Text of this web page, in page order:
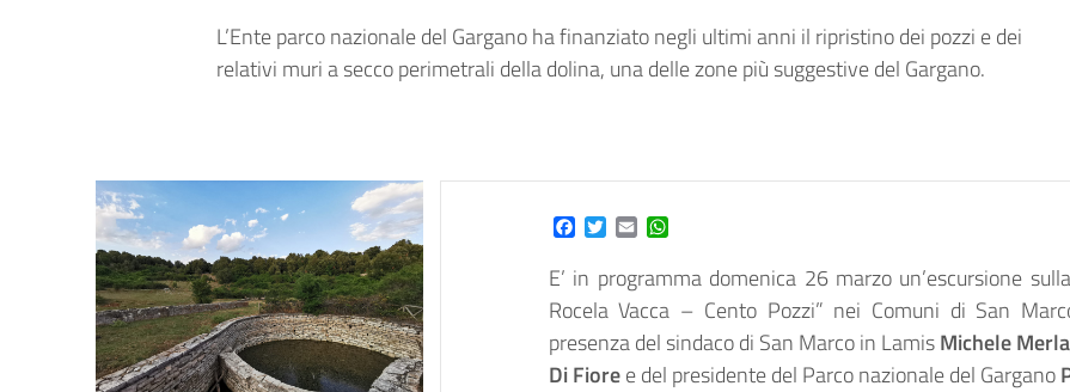
L’Ente parco nazionale del Gargano ha finanziato negli ultimi anni il ripristino dei pozzi e dei
relativi muri a secco perimetrali della dolina, una delle zone più suggestive del Gargano.
Facebook
Twitter
EmailWhatsApp
E’ in programma domenica 26 marzo un’escursione
Rocela Vacca – Cento Pozzi” nei Comuni di San
presenza del sindaco di San Marco in LamisMichele
Di Fioree del presidente del Parco nazionale del Gargano